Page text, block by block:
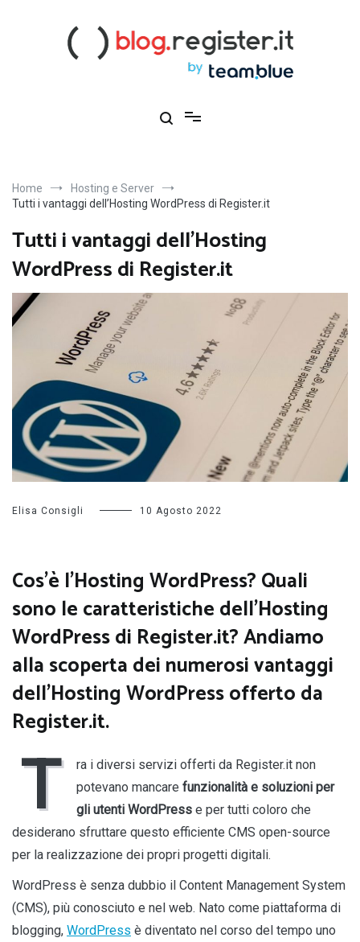
Home
Hosting e Server
Tutti i vantaggi dell’Hosting WordPress di Register.it
Tutti i vantaggi dell’Hosting
WordPress di Register.it
Elisa Consigli 10 Agosto 2022
Cos’è l’Hosting WordPress? Quali
sono le caratteristiche dell’Hosting
WordPress di Register.it? Andiamo
alla scoperta dei numerosi vantaggi
dell’Hosting WordPress offerto da
Register.it.
T
ra i diversi servizi offerti da Register.it non
potevano mancare funzionalità e soluzioni per
gli utenti WordPress e per tutti coloro che
desiderano sfruttare questo efficiente CMS open-source
per la realizzazione dei propri progetti digitali.
WordPress è senza dubbio il Content Management System
(CMS), più conosciuto e nel web. Nato come piattaforma di
blogging, WordPress è diventato nel corso del tempo uno